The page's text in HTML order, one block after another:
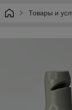
Товары и